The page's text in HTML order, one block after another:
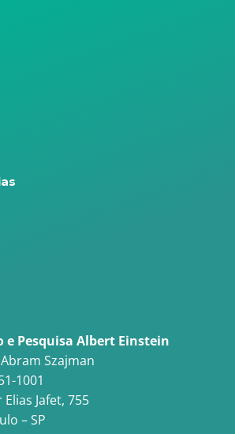
e Pesquisa Albert Einstein
Szajman
1001
Jafet, 755
– SP